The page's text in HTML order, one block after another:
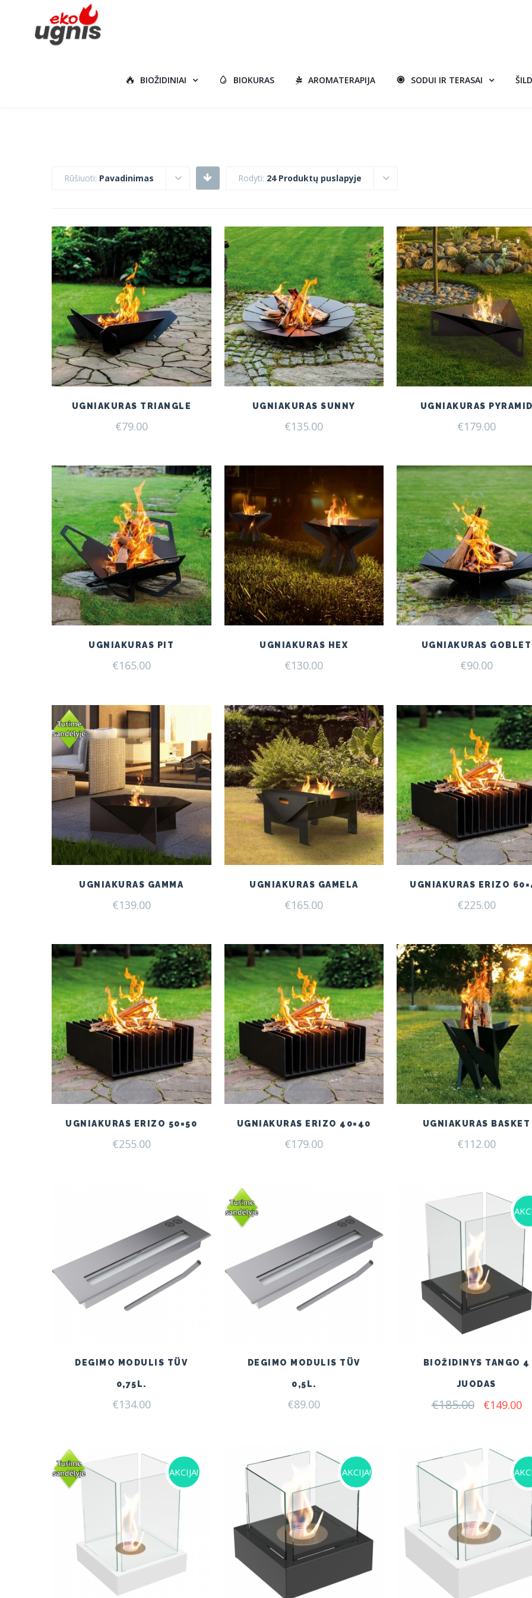
BIOŽIDINIAI BIOKURAS AROMATERAPIJA SODUI IR TERASAI
Rūšiuoti: Pavadinimas Rodyti: 24 Produktų puslapyje
UGNIAKURAS TRIANGLE
€79.00
UGNIAKURAS SUNNY
€135.00
UGNIAKURAS
€179.00
UGNIAKURAS PIT
€165.00
UGNIAKURAS HEX
€130.00
UGNIAKURAS GOBLET
€90.00
UGNIAKURAS GAMMA
€139.00
UGNIAKURAS GAMELA
€165.00
UGNIAKURAS ERIZO
€225.00
UGNIAKURAS ERIZO 50×50
€255.00
UGNIAKURAS ERIZO 40×40
€179.00
UGNIAKURAS BASKET
€112.00
DEGIMO MODULIS TÜV
0,75L.
€134.00
DEGIMO MODULIS TÜV
0,5L.
€89.00
BIOŽIDINYS TANGO 4
JUODAS
€185.00 Original
€149.00
AKCIJA! AKCIJA!